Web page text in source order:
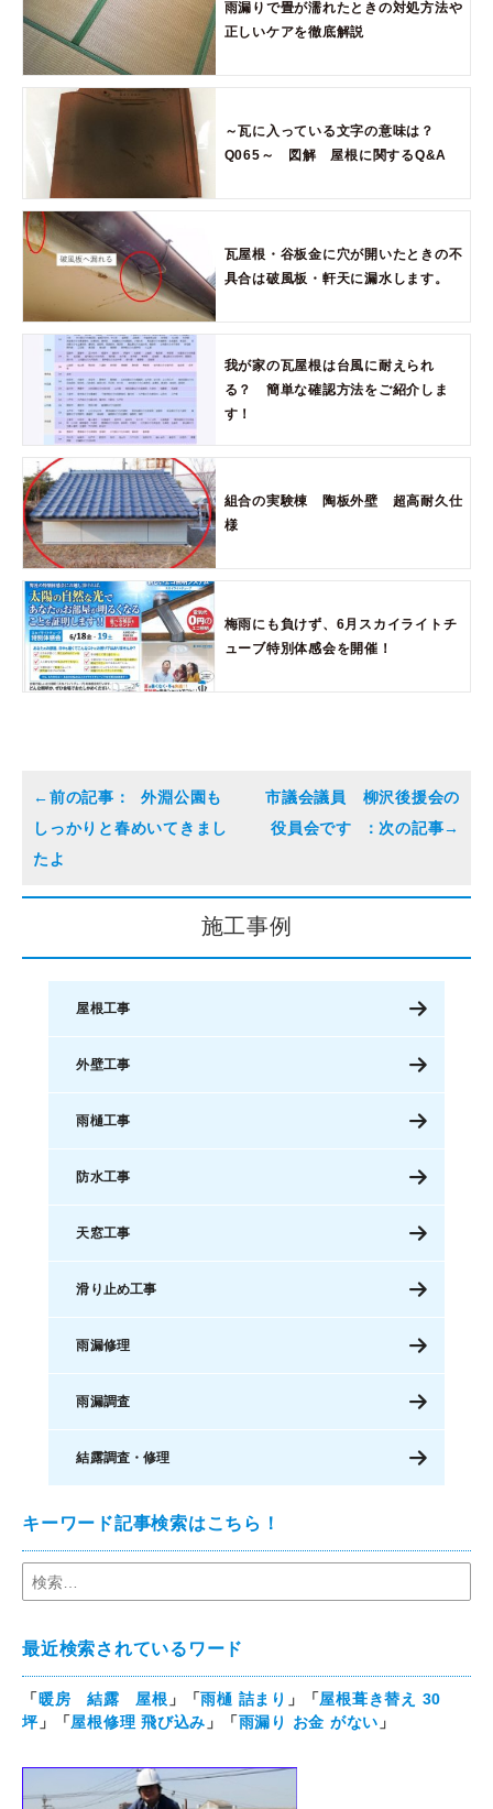
雨漏りで畳が濡れたときの対処方法や
正しいケアを徹底解説
～瓦に入っている文字の意味は？
Q065～ 図解 屋根に関するQ&A
瓦屋根・谷板金に穴が開いたときの不
具合は破風板・軒天に漏水します。
我が家の瓦屋根は台風に耐えられ
る？ 簡単な確認方法をご紹介しま
す！
組合の実験棟 陶板外壁 超高耐久仕
様
梅雨にも負けず、6月スカイライトチ
ューブ特別体感会を開催！
外淵公園も
しっかりと春めいてきまし
たよ
市議会議員 柳沢後援会の
役員会です
施工事例
屋根工事
外壁工事
雨樋工事
防水工事
天窓工事
滑り止め工事
雨漏修理
雨漏調査
結露調査・修理
キーワード記事検索はこちら！
最近検索されているワード
「暖房 結露 屋根 」「雨樋 詰まり 」「屋根葺き替え 30
坪」「屋根修理 飛び込み 」「雨漏り お金 がない 」